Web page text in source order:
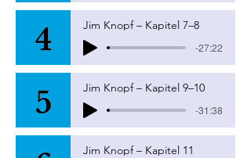
Jim Knopf – Kapitel 7–8
-27:22
Jim Knopf – Kapitel 9–10
-31:38
Jim Knopf – Kapitel 11